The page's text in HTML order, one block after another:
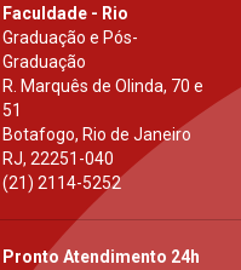
Faculdade - Rio
Graduação e Pós-
Graduação
R. Marquês de Olinda, 70 e
51
Botafogo, Rio de Janeiro
RJ,22251-040
(21) 2114-5252
Pronto Atendimento 24h